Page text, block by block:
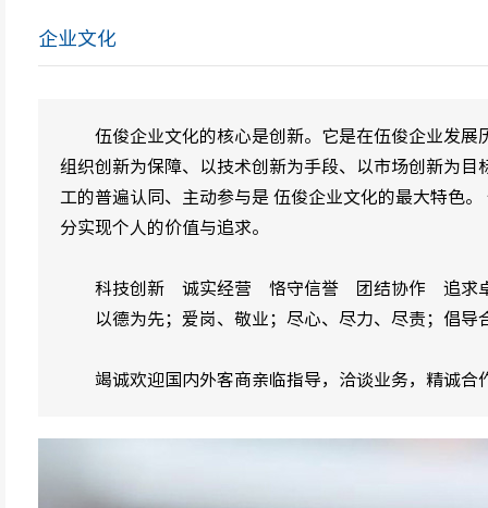
企业文化
伍俊企业文化的核心是创新。它是在伍俊企业发展
组织创新为保障、以技术创新为手段、以市场创新为
工的普遍认同、主动参与是 伍俊企业文化的最大特色
分实现个人的价值与追求。
科技创新 诚实经营 恪守信誉 团结协作 追求
以德为先；爱岗、敬业；尽心、尽力、尽责；倡导
竭诚欢迎国内外客商亲临指导，洽谈业务，精诚合